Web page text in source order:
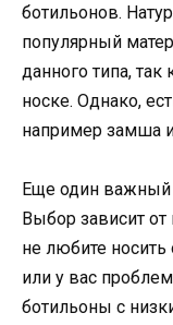
ботильонов.
популярный
данного типа,
носке. Однако,
например замша и
Еще один важный
Выбор зависит
не любите
или у вас
ботильоны с